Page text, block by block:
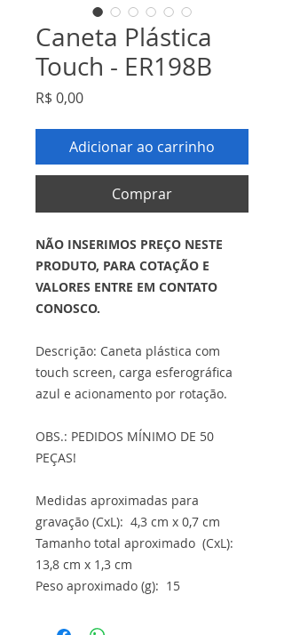
Caneta Plástica
Touch - ER198B
R$ 0,00Preço
Adicionar ao carrinho
Comprar
NÃO INSERIMOS PREÇO NESTE
PRODUTO, PARA COTAÇÃO E
VALORES ENTRE EM CONTATO
CONOSCO.
Descrição: Caneta plástica com
touch screen, carga esferográfica
azul e acionamento por rotação.
OBS.: PEDIDOS MÍNIMO DE 50
PEÇAS!
Medidas aproximadas para
gravação (CxL): 4,3 cm x 0,7 cm
Tamanho total aproximado (CxL):
13,8 cm x 1,3 cm
Peso aproximado (g): 15